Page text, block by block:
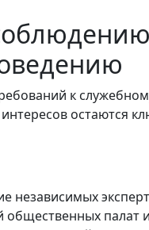
к
остаются
независимых
общественных палат